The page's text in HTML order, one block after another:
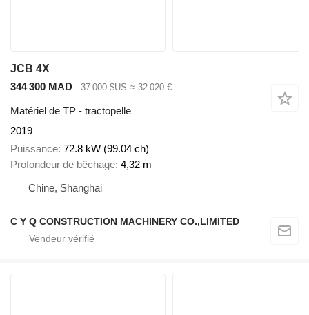
JCB 4X
344 300 MAD
37 000 $US ≈ 32 020 €
Matériel de TP - tractopelle
2019
Puissance 72.8 kW (99.04 ch)
Profondeur de bêchage 4,32 m
Chine, Shanghai
C Y Q CONSTRUCTION MACHINERY CO.,LIMITED